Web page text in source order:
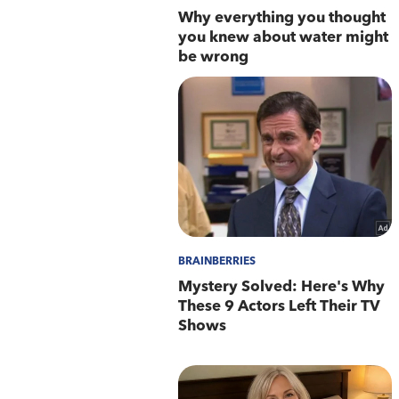
Aplicativo: Disque Denúncia
Anonimato Garantido